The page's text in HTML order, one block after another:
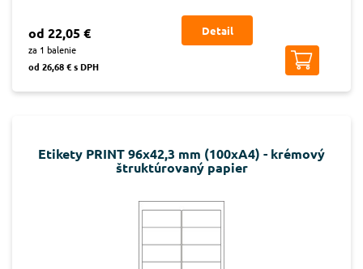
od 22,05 €
za 1 balenie
od 26,68 € s DPH
Detail
Etikety PRINT 96x42,3 mm (100xA4) - krémový
štruktúrovaný papier